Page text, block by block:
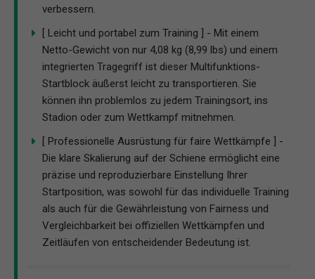
verbessern.
[ Leicht und portabel zum Training ] - Mit einem
Netto-Gewicht von nur 4,08 kg (8,99 lbs) und einem
integrierten Tragegriff ist dieser Multifunktions-
Startblock äußerst leicht zu transportieren. Sie
können ihn problemlos zu jedem Trainingsort, ins
Stadion oder zum Wettkampf mitnehmen.
[ Professionelle Ausrüstung für faire Wettkämpfe ] -
Die klare Skalierung auf der Schiene ermöglicht eine
präzise und reproduzierbare Einstellung Ihrer
Startposition, was sowohl für das individuelle Training
als auch für die Gewährleistung von Fairness und
Vergleichbarkeit bei offiziellen Wettkämpfen und
Zeitläufen von entscheidender Bedeutung ist.